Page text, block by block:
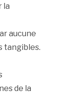
la
aucune
tangibles.
de la